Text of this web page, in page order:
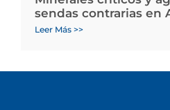
sendas contrarias en
Leer Más >>